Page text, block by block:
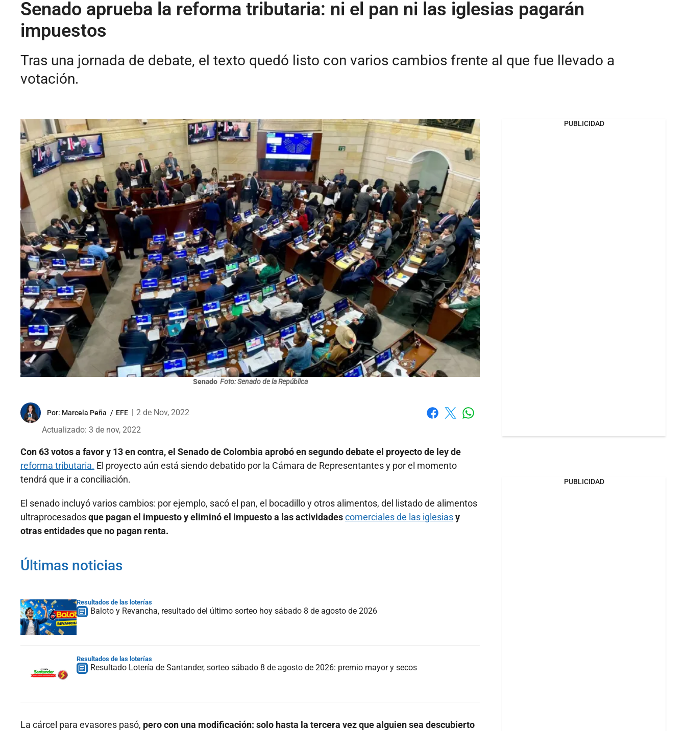
Senado aprueba la reforma tributaria: ni el pan ni las iglesias pagarán
impuestos
Tras una jornada de debate, el texto quedó listo con varios cambios frente al que fue llevado a
votación.
Senado Foto: Senado de la República
Por: Marcela Peña / EFE
2 de Nov, 2022
Actualizado: 3 de nov, 2022
Con 63 votos a favor y 13 en contra, el Senado de Colombia aprobó en segundo debate el proyecto de ley de
reforma tributaria. El proyecto aún está siendo debatido por la Cámara de Representantes y por el momento
tendrá que ir a conciliación.
El senado incluyó varios cambios: por ejemplo, sacó el pan, el bocadillo y otros alimentos, del listado de alimentos
ultraprocesadosque pagan el impuesto y eliminó el impuesto a las actividadescomerciales de las iglesiasy
otras entidades que no pagan renta.
Últimas noticias
Resultados de las loterías
Baloto y Revancha, resultado del último sorteo hoy sábado 8 de agosto de 2026
Resultados de las loterías
Resultado Lotería de Santander, sorteo sábado 8 de agosto de 2026: premio mayor y secos
La cárcel para evasores pasó, pero con una modificación: solo hasta la tercera vez que alguien sea descubierto
PUBLICIDAD
PUBLICIDAD